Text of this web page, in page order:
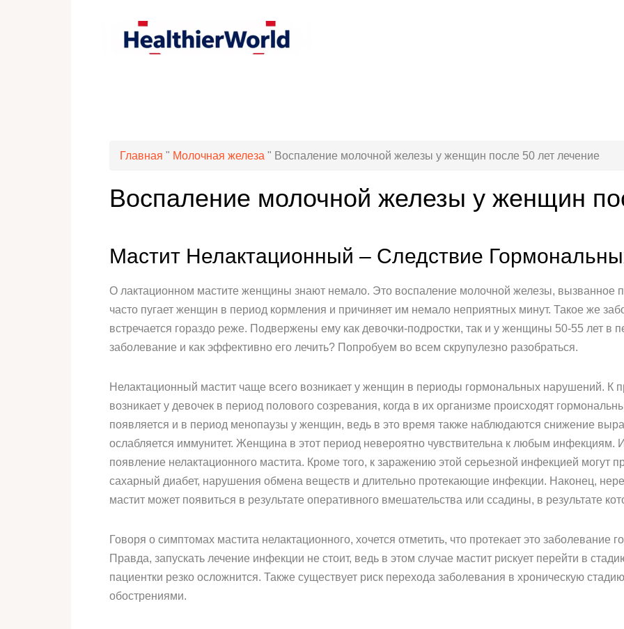
Главная " Молочная железа " Воспаление молочной железы у женщин после 50 лет лечение
Воспаление молочной железы у женщин
Мастит Нелактационный – Следствие
О лактационном мастите женщины знают немало. Это воспаление молочной железы, вызванное
часто пугает женщин в период кормления и причиняет им немало неприятных минут. Такое же
встречается гораздо реже. Подвержены ему как девочки-подростки, так и у женщины 50-55 лет
заболевание и как эффективно его лечить? Попробуем во всем скрупулезно разобраться.
Нелактационный мастит чаще всего возникает у женщин в периоды гормональных нарушений. К
возникает у девочек в период полового созревания, когда в их организме происходят
появляется и в период менопаузы у женщин, ведь в это время также наблюдаются снижение
ослабляется иммунитет. Женщина в этот период невероятно чувствительна к любым
появление нелактационного мастита. Кроме того, к заражению этой серьезной инфекцией могут
сахарный диабет, нарушения обмена веществ и длительно протекающие инфекции. Наконец,
мастит может появиться в результате оперативного вмешательства или ссадины, в результате
Говоря о симптомах мастита нелактационного, хочется отметить, что протекает это заболевание
Правда, запускать лечение инфекции не стоит, ведь в этом случае мастит рискует перейти в
пациентки резко осложнится. Также существует риск перехода заболевания в хроническую
обострениями.